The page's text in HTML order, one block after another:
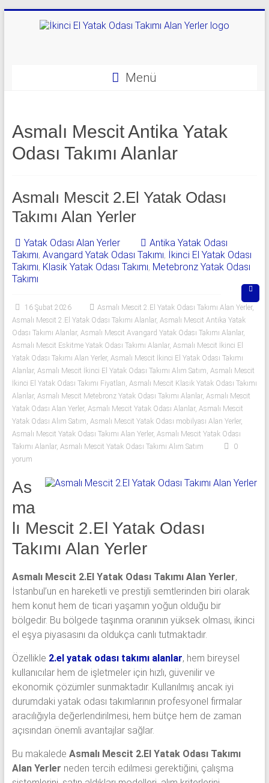
Yerler
|
542
06
06
|
Yıldız
Spot
Yatak
odası
alan
yerler
olarak
2.el
Klasik
odası,
Avangard
yatak
odası,
yatak
odası
ve
Metebronz
yatak
odası
takımı
alınmaktadır.
Menü
Asmalı Mescit Antika Yatak
Odası Takımı Alanlar
Asmalı Mescit 2.El Yatak Odası
Takımı Alan Yerler
Yatak Odası Alan Yerler
Antika Yatak Odası
Takımı, Avangard Yatak Odası Takımı, İkinci El Yatak Odası
Takımı, Klasik Yatak Odası Takımı, Metebronz Yatak Odası
Takımı
16 Şubat 2026 Asmalı Mescit 2.El Yatak Odası Takımı Alan Yerler,
Asmalı Mescit 2.El Yatak Odası Takımı Alanlar, Asmalı Mescit Antika Yatak
Odası Takımı Alanlar, Asmalı Mescit Avangard Yatak Odası Takımı Alanlar,
Asmalı Mescit Eskitme Yatak Odası Takımı Alanlar, Asmalı Mescit İkinci El
Yatak Odası Takımı Alan Yerler, Asmalı Mescit İkinci El Yatak Odası Takımı
Alanlar, Asmalı Mescit İkinci El Yatak Odası Takımı Alım Satım, Asmalı Mescit
İkinci El Yatak Odası Takımı Fiyatları, Asmalı Mescit Klasik Yatak Odası Takımı
Alanlar, Asmalı Mescit Metebronz Yatak Odası Takımı Alanlar, Asmalı Mescit
Yatak Odası Alan Yerler, Asmalı Mescit Yatak Odası Alanlar, Asmalı Mescit
Yatak Odası Alım Satım, Asmalı Mescit Yatak Odası mobilyası Alan Yerler,
Asmalı Mescit Yatak Odası Takımı Alan Yerler, Asmalı Mescit Yatak Odası
Takımı Alanlar, Asmalı Mescit Yatak Odası Takımı Alım Satım
0
yorum
As
ma
lı Mescit 2.El Yatak Odası
Takımı Alan Yerler
Asmalı Mescit 2.El Yatak Odası Takımı Alan Yerler,
İstanbul’un en hareketli ve prestijli semtlerinden biri olarak
hem konut hem de ticari yaşamın yoğun olduğu bir
bölgedir. Bu bölgede taşınma oranının yüksek olması, ikinci
el eşya piyasasını da oldukça canlı tutmaktadır.
Özellikle 2.el yatak odası takımı alanlar, hem bireysel
kullanıcılar hem de işletmeler için hızlı, güvenilir ve
ekonomik çözümler sunmaktadır. Kullanılmış ancak iyi
durumdaki yatak odası takımlarının profesyonel firmalar
aracılığıyla değerlendirilmesi, hem bütçe hem de zaman
açısından önemli avantajlar sağlar.
Bu makalede Asmalı Mescit 2.El Yatak Odası Takımı
Alan Yerler neden tercih edilmesi gerektiğini, çalışma